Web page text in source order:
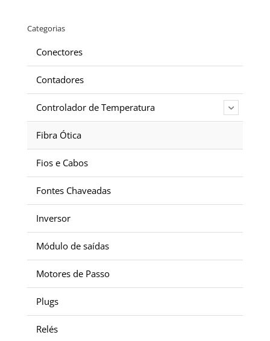
Categorias
Conectores
Contadores
Controlador de Temperatura
Fibra Ótica
Fios e Cabos
Fontes Chaveadas
Inversor
Módulo de saídas
Motores de Passo
Plugs
Relés